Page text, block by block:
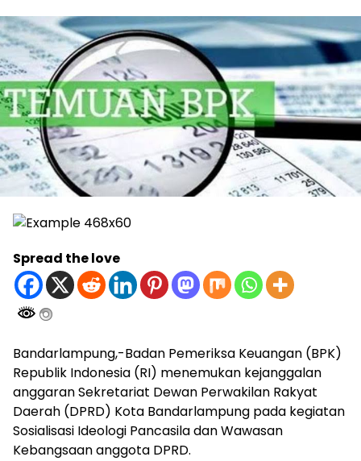
Spread the love
Bandarlampung,-Badan Pemeriksa Keuangan (BPK)
Republik Indonesia (RI) menemukan kejanggalan
anggaran Sekretariat Dewan Perwakilan Rakyat
Daerah (DPRD) Kota Bandarlampung pada kegiatan
Sosialisasi Ideologi Pancasila dan Wawasan
Kebangsaan anggota DPRD.